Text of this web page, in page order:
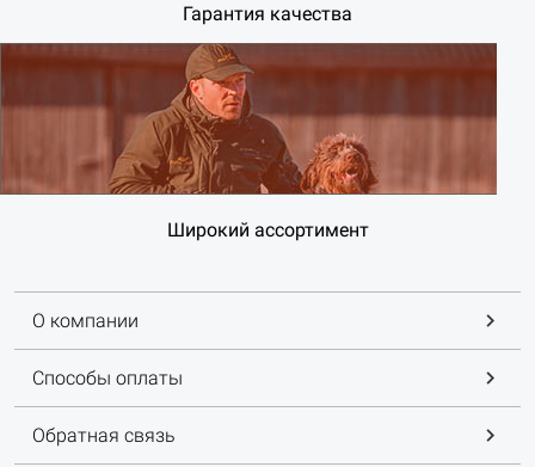
Гарантия качества
Широкий ассортимент
О компании
Способы оплаты
Обратная связь